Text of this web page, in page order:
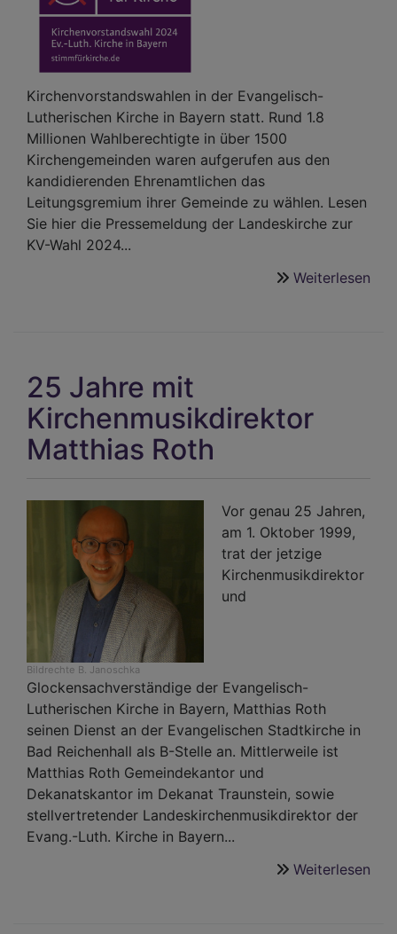
Kirchenvorstandswahlen in der Evangelisch-
Lutherischen Kirche in Bayern statt. Rund 1.8
Millionen Wahlberechtigte in über 1500
Kirchengemeinden waren aufgerufen aus den
kandidierenden Ehrenamtlichen das
Leitungsgremium ihrer Gemeinde zu wählen. Lesen
Sie hier die Pressemeldung der Landeskirche zur
KV-Wahl 2024...
Weiterlesen
25 Jahre mit
Kirchenmusikdirektor
Matthias Roth
Bildrechte B. Janoschka
Vor genau 25 Jahren,
am 1. Oktober 1999,
trat der jetzige
Kirchenmusikdirektor
und
Glockensachverständige der Evangelisch-
Lutherischen Kirche in Bayern, Matthias Roth
seinen Dienst an der Evangelischen Stadtkirche in
Bad Reichenhall als B-Stelle an. Mittlerweile ist
Matthias Roth Gemeindekantor und
Dekanatskantor im Dekanat Traunstein, sowie
stellvertretender Landeskirchenmusikdirektor der
Evang.-Luth. Kirche in Bayern...
Weiterlesen